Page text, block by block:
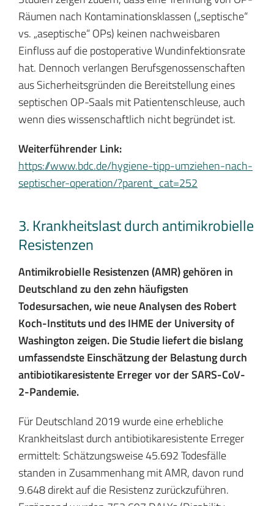
Räumen nach Kontaminationsklassen („septische“
vs. „aseptische“ OPs) keinen nachweisbaren
Einfluss auf die postoperative Wundinfektionsrate
hat. Dennoch verlangen Berufsgenossenschaften
aus Sicherheitsgründen die Bereitstellung eines
septischen OP-Saals mit Patientenschleuse, auch
wenn dies wissenschaftlich nicht begründet ist.
Weiterführender Link:
https://www.bdc.de/hygiene-tipp-umziehen-nach-
septischer-operation/?parent_cat=252
3. Krankheitslast durch antimikrobielle
Resistenzen
Antimikrobielle Resistenzen (AMR) gehören in
Deutschland zu den zehn häufigsten
Todesursachen, wie neue Analysen des Robert
Koch-Instituts und des IHME der University of
Washington zeigen. Die Studie liefert die bislang
umfassendste Einschätzung der Belastung durch
antibiotikaresistente Erreger vor der SARS-CoV-
2-Pandemie.
Für Deutschland 2019 wurde eine erhebliche
Krankheitslast durch antibiotikaresistente Erreger
ermittelt: Schätzungsweise 45.692 Todesfälle
standen in Zusammenhang mit AMR, davon rund
9.648 direkt auf die Resistenz zurückzuführen.